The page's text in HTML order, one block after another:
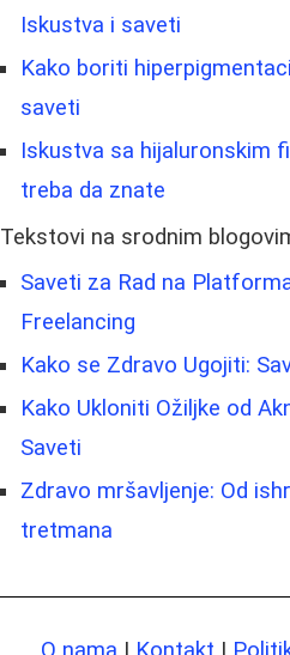
Iskustva i saveti
Kako boriti
saveti
Iskustva sa hijaluronskim
treba da znate
Tekstovi na srodnim
Saveti za Rad na
Freelancing
Kako se Zdravo Ugojiti:
Kako Ukloniti Ožiljke od
Saveti
Zdravo mršavljenje: Od
tretmana